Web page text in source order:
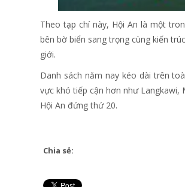
Theo tạp chí này, Hội An là một
bên bờ biển sang trọng cùng kiến
giới.
Danh sách năm nay kéo dài trên
vực khó tiếp cận hơn như
Hội An đứng thứ 20.
Chia sẻ: